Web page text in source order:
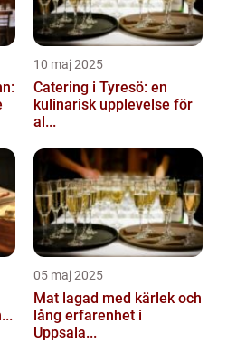
10 maj 2025
Catering i Tyresö: en
kulinarisk upplevelse för
al...
05 maj 2025
Mat lagad med kärlek och
lång erfarenhet i
Uppsala...